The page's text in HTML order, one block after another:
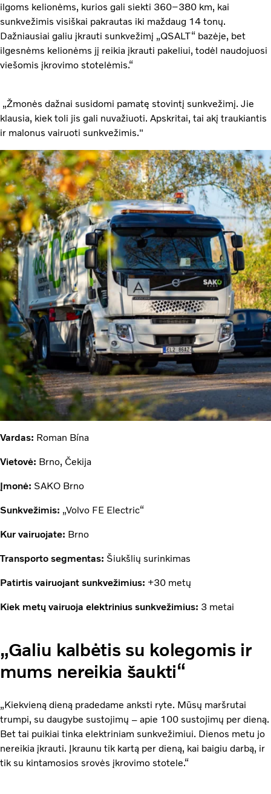
ilgoms kelionėms, kurios gali siekti 360–380 km, kai
sunkvežimis visiškai pakrautas iki maždaug 14 tonų.
Dažniausiai galiu įkrauti sunkvežimį „QSALT“ bazėje, bet
ilgesnėms kelionėms jį reikia įkrauti pakeliui, todėl naudojuosi
viešomis įkrovimo stotelėmis.“
„Žmonės dažnai susidomi pamatę stovintį sunkvežimį. Jie
klausia, kiek toli jis gali nuvažiuoti. Apskritai, tai akį traukiantis
ir malonus vairuoti sunkvežimis."
Vardas: Roman Bína
Vietovė: Brno, Čekija
Įmonė: SAKO Brno
Sunkvežimis: „Volvo FE Electric“
Kur vairuojate: Brno
Transporto segmentas: Šiukšlių surinkimas
Patirtis vairuojant sunkvežimius: +30 metų
Kiek metų vairuoja elektrinius sunkvežimius: 3 metai
„Galiu kalbėtis su kolegomis ir
mums nereikia šaukti“
„Kiekvieną dieną pradedame anksti ryte. Mūsų maršrutai
trumpi, su daugybe sustojimų – apie 100 sustojimų per dieną.
Bet tai puikiai tinka elektriniam sunkvežimiui. Dienos metu jo
nereikia įkrauti. Įkraunu tik kartą per dieną, kai baigiu darbą, ir
tik su kintamosios srovės įkrovimo stotele.“